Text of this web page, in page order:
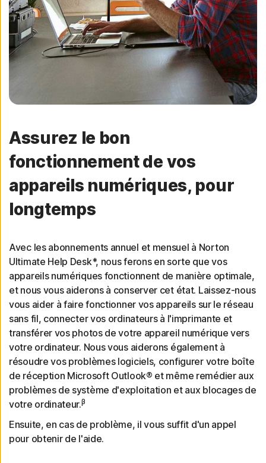
Assurez le bon
fonctionnement de vos
appareils numériques, pour
longtemps
Avec les abonnements annuel et mensuel à Norton
Ultimate Help Desk*, nous ferons en sorte que vos
appareils numériques fonctionnent de manière optimale,
et nous vous aiderons à conserver cet état. Laissez-nous
vous aider à faire fonctionner vos appareils sur le réseau
sans fil, connecter vos ordinateurs à l'imprimante et
transférer vos photos de votre appareil numérique vers
votre ordinateur. Nous vous aiderons également à
résoudre vos problèmes logiciels, configurer votre boîte
de réception Microsoft Outlook® et même remédier aux
problèmes de système d'exploitation et aux blocages de
votre ordinateur.β
Ensuite, en cas de problème, il vous suffit d'un appel
pour obtenir de l'aide.